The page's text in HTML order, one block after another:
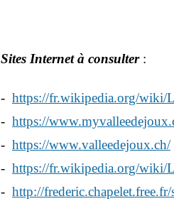
Sites Internet à consulter:
- https://fr.wikipedia.org/wiki/
- https://
- https://www.valleedejoux.ch/
- https://fr.wikipedia.org/wiki/
- http://frederic.chapelet.free.fr/